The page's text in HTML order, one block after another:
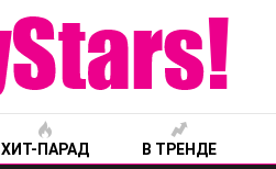
ХИТ-ПАРАД В ТРЕНДЕ